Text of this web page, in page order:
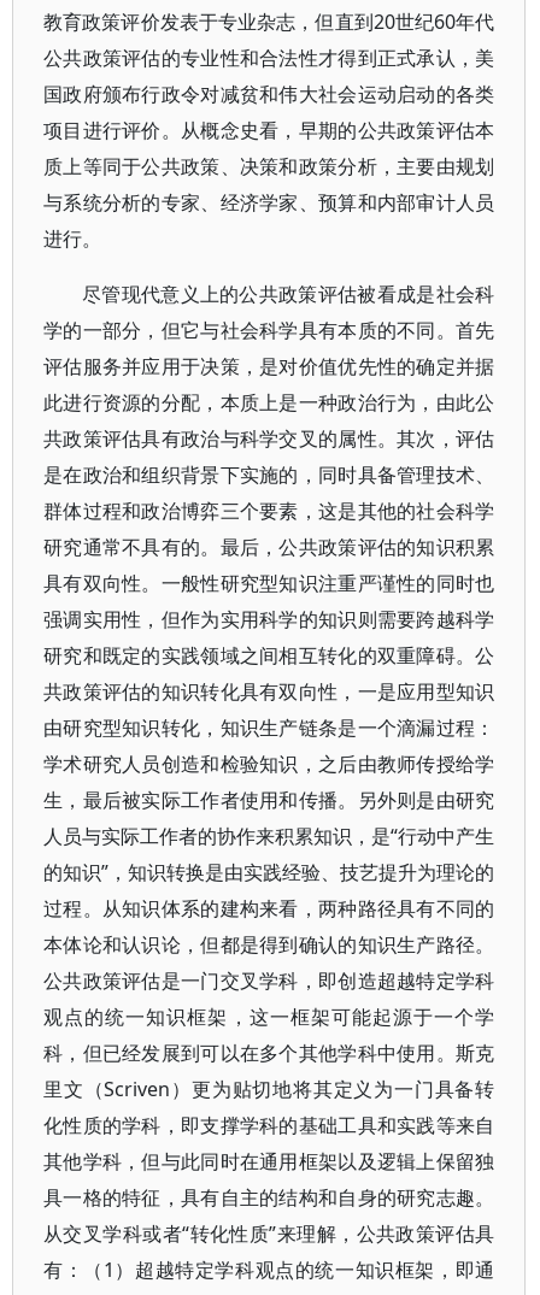
教育政策评价发表于专业杂志，但直到20世纪60年代
公共政策评估的专业性和合法性才得到正式承认，美
国政府颁布行政令对减贫和伟大社会运动启动的各类
项目进行评价。从概念史看，早期的公共政策评估本
质上等同于公共政策、决策和政策分析，主要由规划
与系统分析的专家、经济学家、预算和内部审计人员
进行。
尽管现代意义上的公共政策评估被看成是社会科
学的一部分，但它与社会科学具有本质的不同。首先
评估服务并应用于决策，是对价值优先性的确定并据
此进行资源的分配，本质上是一种政治行为，由此公
共政策评估具有政治与科学交叉的属性。其次，评估
是在政治和组织背景下实施的，同时具备管理技术、
群体过程和政治博弈三个要素，这是其他的社会科学
研究通常不具有的。最后，公共政策评估的知识积累
具有双向性。一般性研究型知识注重严谨性的同时也
强调实用性，但作为实用科学的知识则需要跨越科学
研究和既定的实践领域之间相互转化的双重障碍。公
共政策评估的知识转化具有双向性，一是应用型知识
由研究型知识转化，知识生产链条是一个滴漏过程：
学术研究人员创造和检验知识，之后由教师传授给学
生，最后被实际工作者使用和传播。另外则是由研究
人员与实际工作者的协作来积累知识，是“行动中产生
的知识”，知识转换是由实践经验、技艺提升为理论的
过程。从知识体系的建构来看，两种路径具有不同的
本体论和认识论，但都是得到确认的知识生产路径。
公共政策评估是一门交叉学科，即创造超越特定学科
观点的统一知识框架，这一框架可能起源于一个学
科，但已经发展到可以在多个其他学科中使用。斯克
里文（Scriven）更为贴切地将其定义为一门具备转
化性质的学科，即支撑学科的基础工具和实践等来自
其他学科，但与此同时在通用框架以及逻辑上保留独
具一格的特征，具有自主的结构和自身的研究志趣。
从交叉学科或者“转化性质”来理解，公共政策评估具
有：（1）超越特定学科观点的统一知识框架，即通